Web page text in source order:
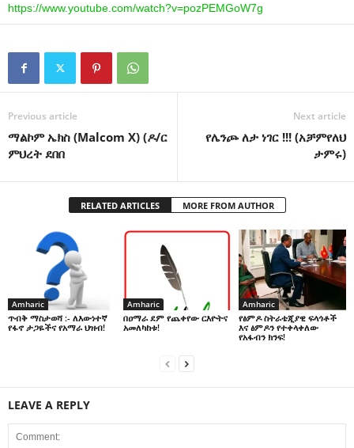
https://www.youtube.com/watch?v=pozPEMGoW7g
Previous article
ማልኮም ኤክስ (Malcom X) (ዶ/ር
ምህረት ደበበ
Next article
የሌንጮ ለታ ነገር !!! (አቻምየለህ
ታምሩ)
RELATED ARTICLES MORE FROM AUTHOR
Amharic
ጥብቅ ማስታወሻ :- ለእውነተኛ
የፋኖ ታጋዬችና የአማራ ህዝብ!
Amharic
በዐማራ ደም የጨቀየው ርእዮትና
አመለካከቱ!
Amharic
የፅምዶ ስትራቴጂያዊ ፍላጎቶች
እና ፅምዶን የተቀላቀለው
የአፋብን ክንፍ!
LEAVE A REPLY